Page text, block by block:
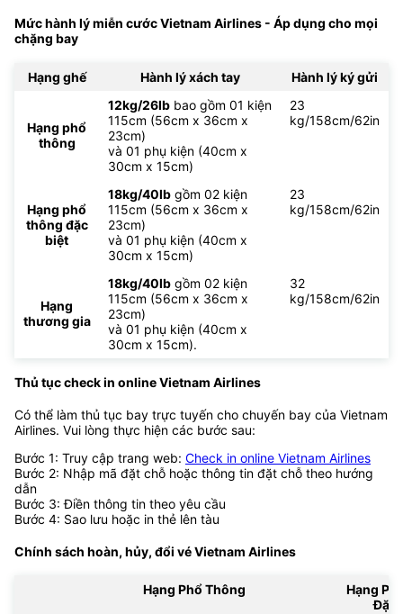
Mức hành lý miễn cước Vietnam Airlines - Áp dụng cho mọi
chặng bay
Hạng ghế Hành lý xách tay Hành lý ký gửi
Hạng phổ
thông
12kg/26lb bao gồm 01 kiện
115cm (56cm x 36cm x
23cm)
và 01 phụ kiện (40cm x
30cm x 15cm)
23
kg/158cm/62in
Hạng phổ
thông đặc
biệt
18kg/40lb gồm 02 kiện
115cm (56cm x 36cm x
23cm)
và 01 phụ kiện (40cm x
30cm x 15cm)
23
kg/158cm/62in
Hạng
thương gia
18kg/40lb gồm 02 kiện
115cm (56cm x 36cm x
23cm)
và 01 phụ kiện (40cm x
30cm x 15cm).
32
kg/158cm/62in
Thủ tục check in online Vietnam Airlines
Có thể làm thủ tục bay trực tuyến cho chuyến bay của Vietnam
Airlines. Vui lòng thực hiện các bước sau:
Bước 1: Truy cập trang web: Check in online Vietnam Airlines
Bước 2: Nhập mã đặt chỗ hoặc thông tin đặt chỗ theo hướng
dẫn
Bước 3: Điền thông tin theo yêu cầu
Bước 4: Sao lưu hoặc in thẻ lên tàu
Chính sách hoàn, hủy, đổi véVietnam Airlines
Hạng Phổ Thông
Hạng
Đặc